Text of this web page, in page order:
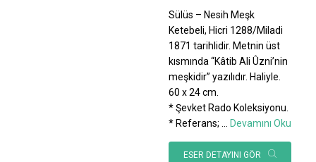
Sülüs – Nesih Meşk
Ketebeli, Hicri 1288/Miladi
1871 tarihlidir. Metnin üst
kısmında “Kâtib Ali Ûzni’nin
meşkidir” yazılıdır. Haliyle.
60 x 24 cm.
* Şevket Rado Koleksiyonu.
* Referans;
Devamını Oku
ESER DETAYINI GÖR